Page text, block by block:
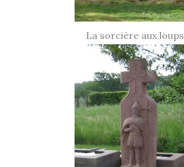
La sorcière aux loups